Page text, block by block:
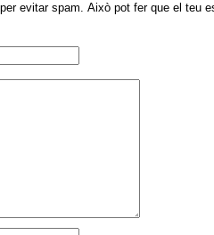
evitar spam. Això pot fer que el teu